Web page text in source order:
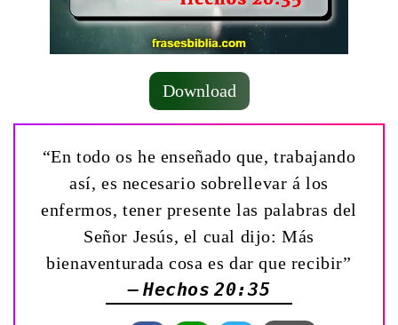
Download
“En todo os he enseñado que, trabajando
así, es necesario sobrellevar á los
enfermos, tener presente las palabras del
Señor Jesús, el cual dijo: Más
bienaventurada cosa es dar que recibir”
— Hechos 20:35